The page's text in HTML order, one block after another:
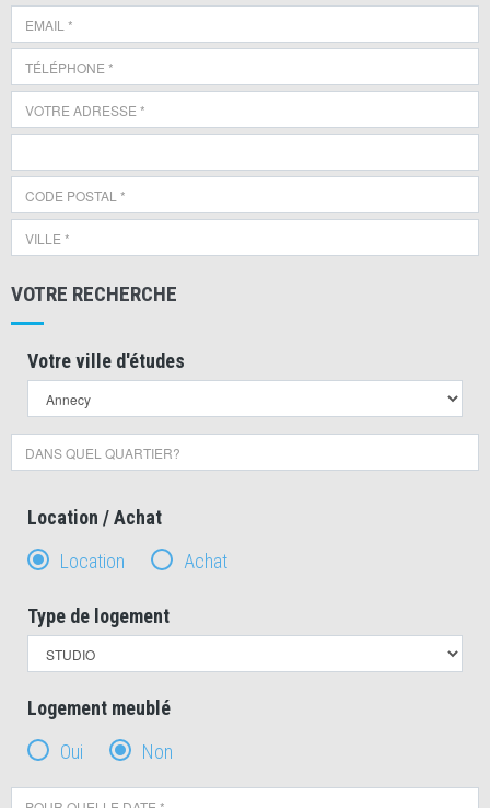
VOTRE RECHERCHE
Votre ville d'études
Location / Achat
Location
Achat
Type de logement
Logement meublé
Oui
Non